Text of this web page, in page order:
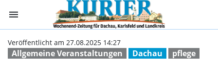
menu Tag der
Allgemeine Veranstaltungen Dachau pflege
Veröffentlicht am 27.08.2025 14:27